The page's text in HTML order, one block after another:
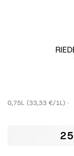
0,75L (33,33 €/1L)